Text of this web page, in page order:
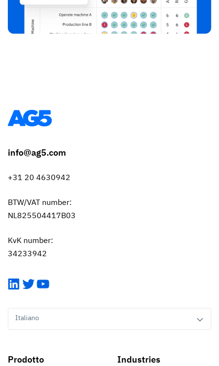
info@ag5.com
+31 20 4630942
BTW/VAT number:
NL825504417B03
KvK number:
34233942
LinkedIn
TwitterYouTube
Italiano
Prodotto Industries